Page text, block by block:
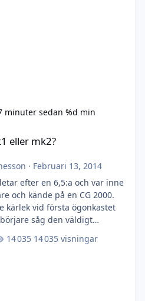
minuter sedan %d min
eller mk2?
· Februari 13, 2014
efter en 6,5:a och var inne
och kände på en CG 2000.
kärlek vid första ögonkastet
såg den väldigt
om det är en mk1 eller mk2?
på serienummer eller finns
så att mk2
som det verkar när man
14 035 visningar